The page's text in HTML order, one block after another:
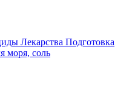
Лекарства Подготовка
моря, соль